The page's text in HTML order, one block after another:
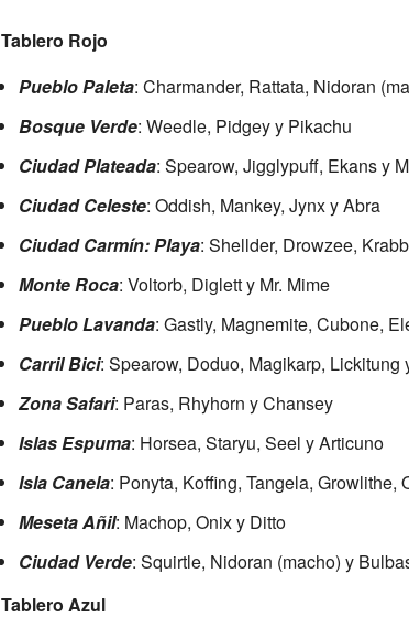
Tablero Rojo
Pueblo Paleta: Charmander, Rattata, Nidoran
Bosque Verde: Weedle, Pidgey y Pikachu
Ciudad Plateada: Spearow, Jigglypuff, Ekans y
Ciudad Celeste: Oddish, Mankey, Jynx y Abra
Ciudad Carmín: Playa: Shellder, Drowzee,
Monte Roca: Voltorb, Diglett y Mr. Mime
Pueblo Lavanda: Gastly, Magnemite, Cubone,
Carril Bici: Spearow, Doduo, Magikarp, Lickitung
Zona Safari: Paras, Rhyhorn y Chansey
Islas Espuma: Horsea, Staryu, Seel y Articuno
Isla Canela: Ponyta, Koffing, Tangela, Growlithe,
Meseta Añil: Machop, Onix y Ditto
Ciudad Verde: Squirtle, Nidoran (macho) y
Tablero Azul